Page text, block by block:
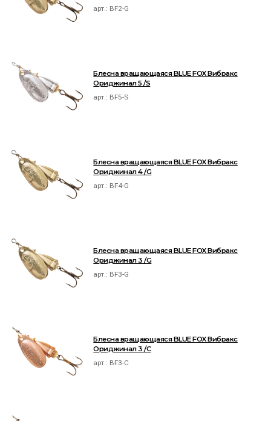
арт.: BF2-G
Блесна вращающаяся BLUE FOX Вибракс
Ориджинал 5 /S
арт.: BF5-S
Блесна вращающаяся BLUE FOX Вибракс
Ориджинал 4 /G
арт.: BF4-G
Блесна вращающаяся BLUE FOX Вибракс
Ориджинал 3 /G
арт.: BF3-G
Блесна вращающаяся BLUE FOX Вибракс
Ориджинал 3 /C
арт.: BF3-C